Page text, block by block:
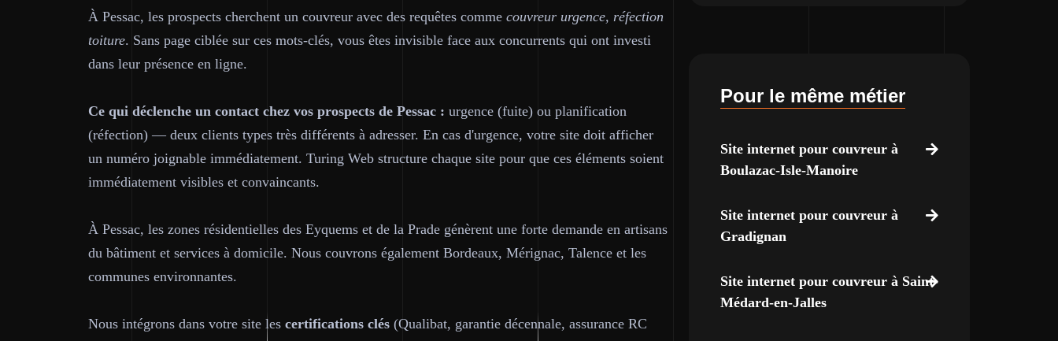
À Pessac, les prospects cherchent un couvreur avec des requêtes comme couvreur urgence, réfection
toiture. Sans page ciblée sur ces mots-clés, vous êtes invisible face aux concurrents qui ont investi
dans leur présence en ligne.
Ce qui déclenche un contact chez vos prospects de Pessac : urgence (fuite) ou planification
(réfection) — deux clients types très différents à adresser. En cas d'urgence, votre site doit afficher
un numéro joignable immédiatement. Turing Web structure chaque site pour que ces éléments soient
immédiatement visibles et convaincants.
À Pessac, les zones résidentielles des Eyquems et de la Prade génèrent une forte demande en artisans
du bâtiment et services à domicile. Nous couvrons également Bordeaux, Mérignac, Talence et les
communes environnantes.
Nous intégrons dans votre site les certifications clés (Qualibat, garantie décennale, assurance RC
Pour le même métier
Site internet pour couvreur à
Boulazac-Isle-Manoire
Site internet pour couvreur à
Gradignan
Site internet pour couvreur à Saint-
Médard-en-Jalles